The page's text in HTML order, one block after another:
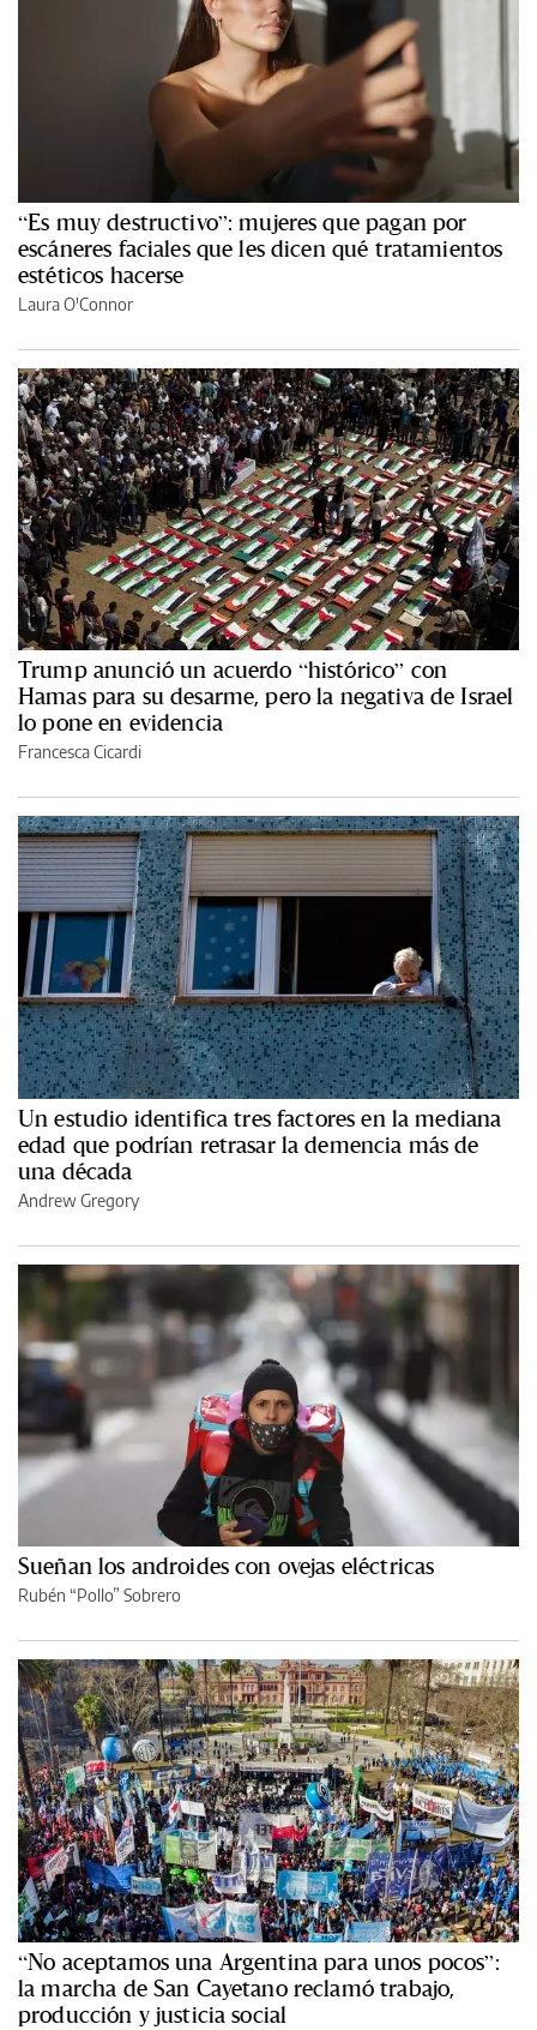
“Es muy destructivo”: mujeres que pagan por
escáneres faciales que les dicen qué tratamientos
estéticos hacerse
Laura O'Connor
Trump anunció un acuerdo “histórico” con
Hamas para su desarme, pero la negativa de Israel
lo pone en evidencia
Francesca Cicardi
Un estudio identifica tres factores en la mediana
edad que podrían retrasar la demencia más de
una década
Andrew Gregory
Sueñan los androides con ovejas eléctricas
Rubén “Pollo” Sobrero
“No aceptamos una Argentina para unos pocos”:
la marcha de San Cayetano reclamó trabajo,
producción y justicia social